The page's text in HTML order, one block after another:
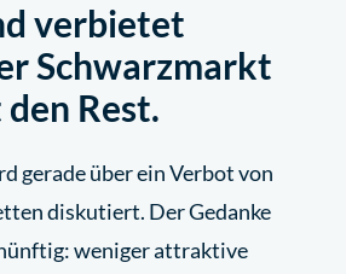
verbietet
Schwarzmarkt
Rest.
gerade über ein Verbot von
diskutiert. Der Gedanke
weniger attraktive